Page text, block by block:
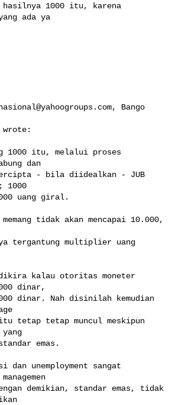
hasilnya 1000 itu, karena
ada ya
, Bango
wrote:
1000 itu, melalui proses
dan
- bila diidealkan - JUB
1000
uang giral.
tidak akan mencapai 10.000,
tergantung multiplier uang
kalau otoritas moneter
dinar,
dinar. Nah disinilah kemudian
tetap tetap muncul meskipun
emas.
dan unemployment sangat
demikian, standar emas, tidak